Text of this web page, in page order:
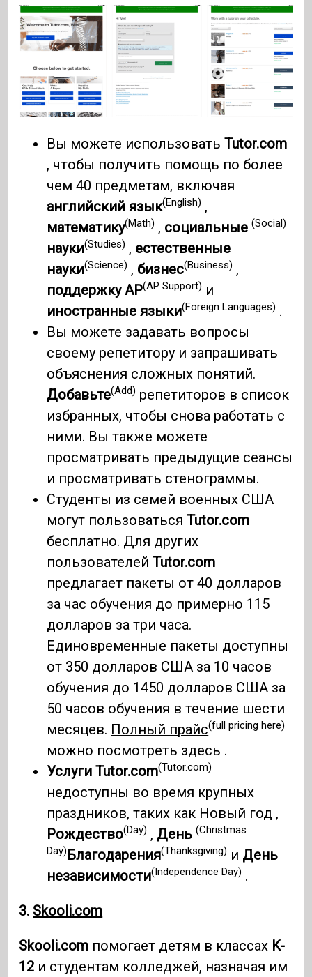
Вы можете использоватьTutor.com
, чтобы получить помощь по более
чем 40 предметам, включая
английский язык(English) ,
математику(Math) , социальные(Social)
науки(Studies) , естественные
науки(Science) , бизнес(Business) ,
поддержку AP(AP Support) и
иностранные языки(Foreign Languages) .
Вы можете задавать вопросы
своему репетитору и запрашивать
объяснения сложных понятий.
Добавьте(Add) репетиторов в список
избранных, чтобы снова работать с
ними. Вы также можете
просматривать предыдущие сеансы
и просматривать стенограммы.
Студенты из семей военных США
могут пользоватьсяTutor.com
бесплатно. Для других
пользователейTutor.com
предлагает пакеты от 40 долларов
за час обучения до примерно 115
долларов за три часа.
Единовременные пакеты доступны
от 350 долларов США за 10 часов
обучения до 1450 долларов США за
50 часов обучения в течение шести
месяцев. Полный прайс(full pricing here)
можно посмотреть здесь .
Услуги Tutor.com(Tutor.com)
недоступны во время крупных
праздников, таких как Новый год ,
Рождество(Day) , День(Christmas
Day) Благодарения(Thanksgiving) и День
независимости(Independence Day) .
3. Skooli.com
Skooli.com помогает детям в классах K-
12 и студентам колледжей, назначая им